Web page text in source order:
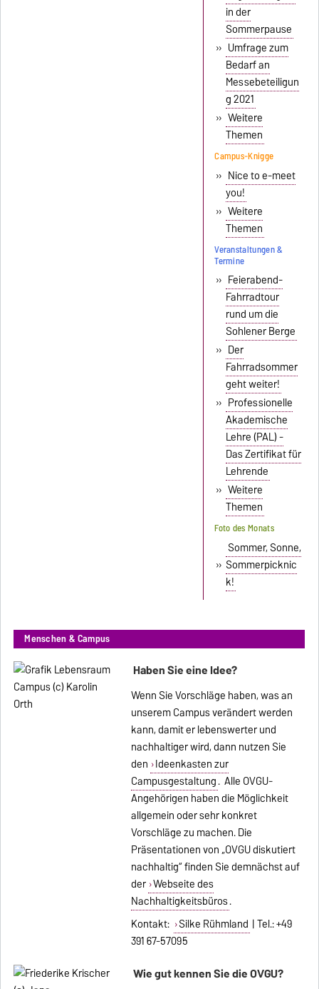
in der
Sommerpause
» Umfrage zum
Bedarf an
Messebeteiligun
g 2021
» Weitere
Themen
Campus-Knigge
» Nice to e-meet
you!
» Weitere
Themen
Veranstaltungen &
Termine
» Feierabend-
Fahrradtour
rund um die
Sohlener Berge
» Der
Fahrradsommer
geht weiter!
» Professionelle
Akademische
Lehre (PAL) -
Das Zertifikat für
Lehrende
» Weitere
Themen
Foto des Monats
»
Sommer, Sonne,
Sommerpicknic
k!
Menschen & Campus
Haben Sie eine Idee?
Wenn Sie Vorschläge haben, was an
unserem Campus verändert werden
kann, damit er lebenswerter und
nachhaltiger wird, dann nutzen Sie
den Ideenkasten zur
Campusgestaltung. Alle OVGU-
Angehörigen haben die Möglichkeit
allgemein oder sehr konkret
Vorschläge zu machen. Die
Präsentationen von „OVGU diskutiert
nachhaltig“ finden Sie demnächst auf
der Webseite des
Nachhaltigkeitsbüros.
Kontakt: Silke Rühmland | Tel.: +49
391 67-57095
Wie gut kennen Sie die OVGU?